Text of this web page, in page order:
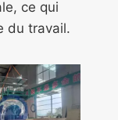
ce qui
du travail.